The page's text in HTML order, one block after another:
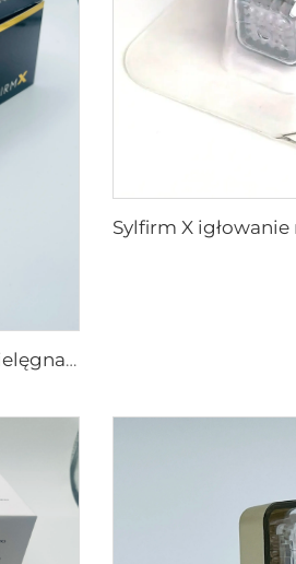
Sylfirm X igłowanie mikroigłowe pielęgnacja skóry końcówki sylfirm X XB-49